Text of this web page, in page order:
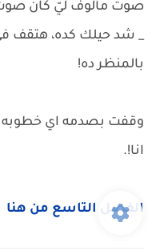
صوت مألوف ليّ كان صوت
_ شد حيلك كده، هتقف
بالمنظر ده!
وقفت بصدمه اي خطوبه
انا!.
الفصل التاسع من هنا